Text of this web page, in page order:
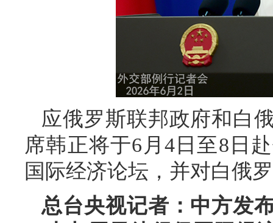
应俄罗斯联邦政府和白
席韩正将于6月4日至8日
国际经济论坛，并对白俄
总台央视记者：中方发